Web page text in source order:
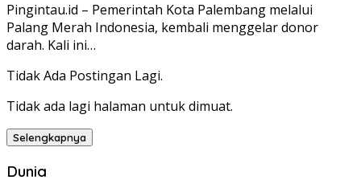
Pingintau.id – Pemerintah Kota Palembang melalui
Palang Merah Indonesia, kembali menggelar donor
darah. Kali ini…
Tidak Ada Postingan Lagi.
Tidak ada lagi halaman untuk dimuat.
Selengkapnya
Dunia